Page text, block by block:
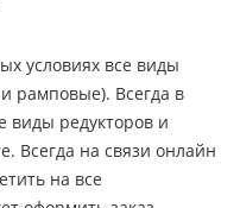
условиях все виды
рамповые). Всегда в
виды редукторов и
Всегда на связи онлайн
на все